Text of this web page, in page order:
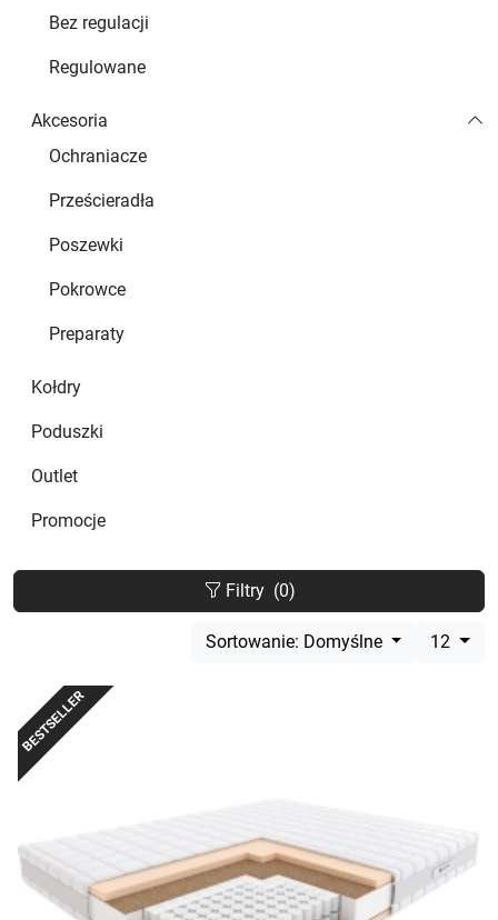
Bez regulacji
Regulowane
Akcesoria
Ochraniacze
Prześcieradła
Poszewki
Pokrowce
Preparaty
Kołdry
Poduszki
Outlet
Promocje
Filtry (0)
Sortowanie: Domyślne 12
BESTSELLER